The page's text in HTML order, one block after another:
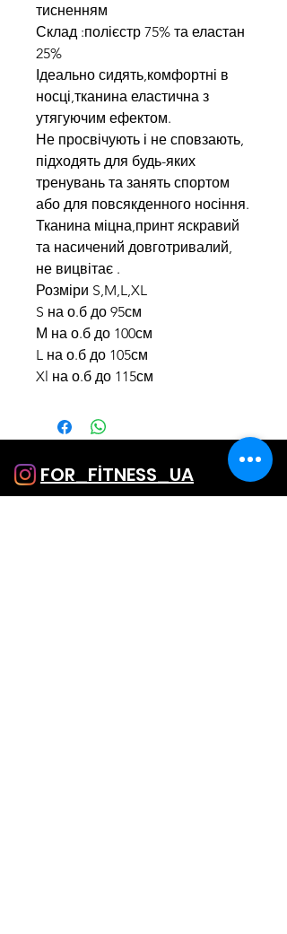
тисненням
Склад :полієстр 75% та еластан
25%
Ідеально сидять,комфортні в
носці,тканина еластична з
утягуючим ефектом.
Не просвічують і не сповзають,
підходять для будь-яких
тренувань та занять спортом
або для повсякденного носіння.
Тканина міцна,принт яскравий
та насичений довготривалий,
не вицвітає .
Розміри S,M,L,XL
S на о.б до 95см
М на о.б до 100см
L на о.б до 105см
Xl на о.б до 115см
FOR_FİTNESS_UA